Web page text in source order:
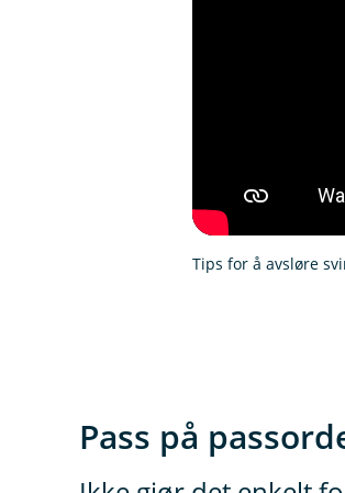
Tips for å avsløre
Pass på